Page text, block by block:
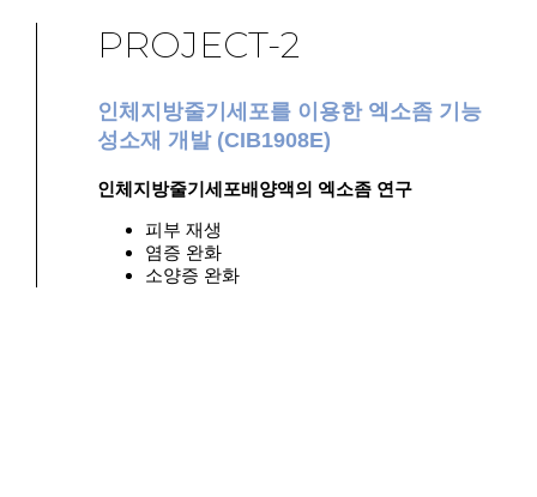
PROJECT-2
인체지방줄기세포를 이용한 엑소좀 기능
성소재 개발 (CIB1908E)
인체지방줄기세포배양액의 엑소좀 연구
피부 재생
염증 완화
소양증 완화